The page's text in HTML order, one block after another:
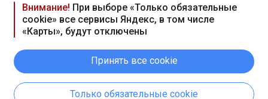
Внимание! При выборе «Только обязательные
cookie» все сервисы Яндекс, в том числе
«Карты», будут отключены
Принять все cookie
Только обязательные cookie
Praca.by © 2000—2026, ООО «ПРАЦА БАЙ»
Республика Беларусь, 220114, г. Минск, пр-т Независимости
117а, пом. № 9.
вых. дн. — сб., вс.
Режим работы сайта — круглосуточно. E-mail ООО «ПРАЦА
БАЙ» editor@praca.by